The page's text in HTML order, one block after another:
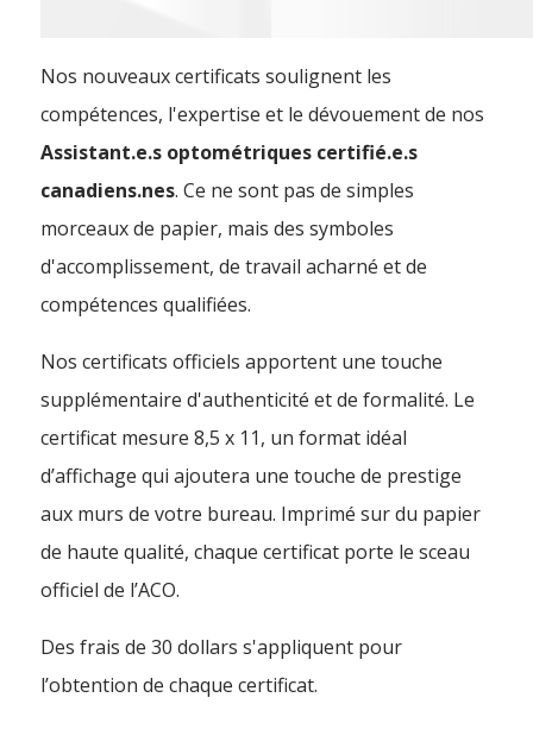
Nos nouveaux certificats soulignent les
compétences, l'expertise et le dévouement de nos
Assistant.e.s optométriques certifié.e.s
canadiens.nes. Ce ne sont pas de simples
morceaux de papier, mais des symboles
d'accomplissement, de travail acharné et de
compétences qualifiées.
Nos certificats officiels apportent une touche
supplémentaire d'authenticité et de formalité. Le
certificat mesure 8,5 x 11, un format idéal
d’affichage qui ajoutera une touche de prestige
aux murs de votre bureau. Imprimé sur du papier
de haute qualité, chaque certificat porte le sceau
officiel de l’ACO.
Des frais de 30 dollars s'appliquent pour
l’obtention de chaque certificat.